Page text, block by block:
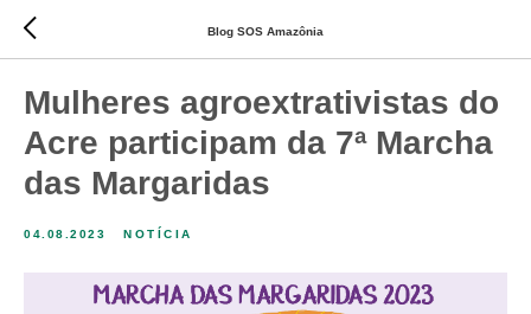
Blog SOS Amazônia
Mulheres agroextrativistas do
Acre participam da 7ª Marcha
das Margaridas
04.08.2023 NOTÍCIA